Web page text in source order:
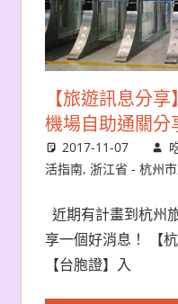
【旅遊訊息分
機場自助通關分
2017-11-07
活指南, 浙江省 - 杭州市
近期有計畫到杭州
享一個好消息！ 【
【台胞證】入